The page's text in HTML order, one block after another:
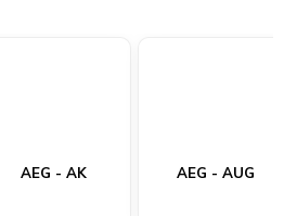
AEG - AK AEG - AUG